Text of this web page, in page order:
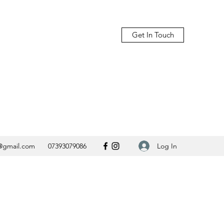
Get In Touch
07393079086 Log In